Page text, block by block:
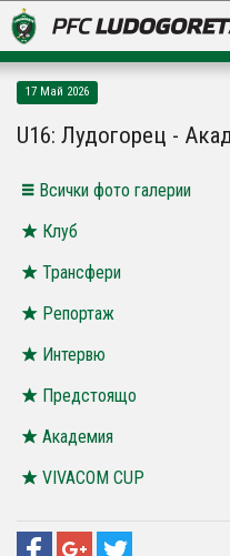
LUDOGORETS TV
СТАДИОН & БАЗИ
КЛУБ
ЗА ФЕНОВЕ
17 Май 2026
U16: Лудогорец -
Всички фото галерии
Клуб
Трансфери
Репортаж
Интервю
Предстоящо
Академия
VIVACOM CUP